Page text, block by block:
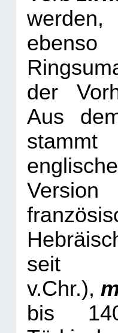
der
Aus
englische
v.Chr.),
bis